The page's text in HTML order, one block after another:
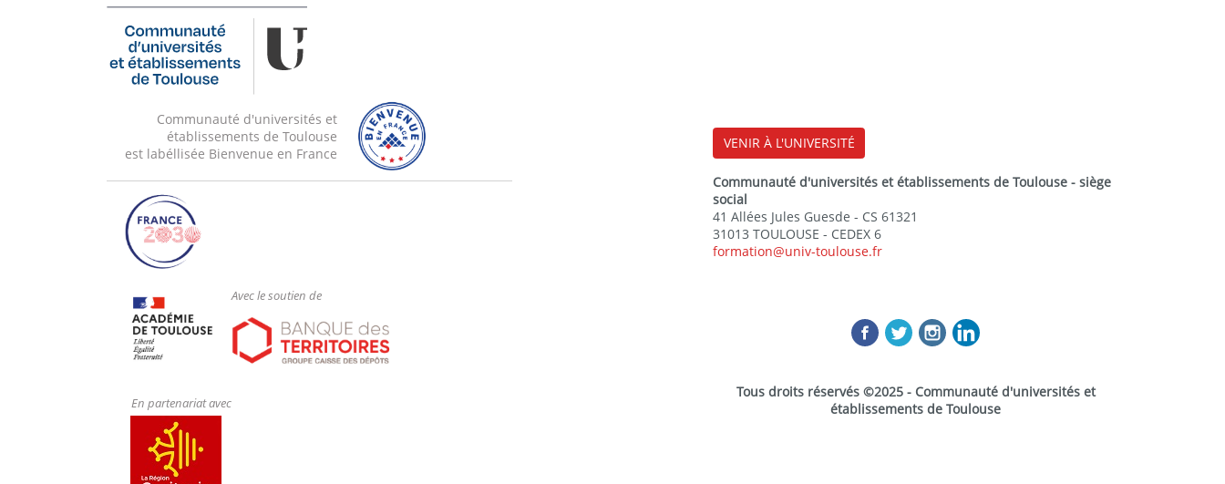
Communauté d'universités et
établissements de Toulouse
est labéllisée Bienvenue en France
Avec le soutien de
En partenariat avec
VENIR À L'UNIVERSITÉ
Communauté d'universités et établissements de Toulouse - siège
social
41 Allées Jules Guesde - CS 61321
31013 TOULOUSE - CEDEX 6
formation@univ-toulouse.fr
Tous droits réservés ©2025 - Communauté d'universités et
établissements de Toulouse